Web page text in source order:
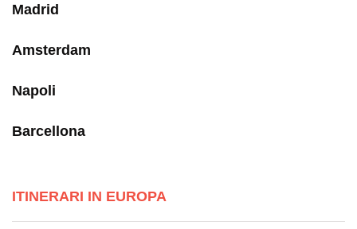
Madrid
Amsterdam
Napoli
Barcellona
ITINERARI IN EUROPA